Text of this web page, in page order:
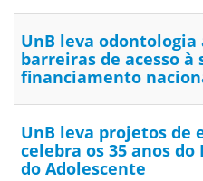
UnB leva odontologia
barreiras de acesso à
financiamento
UnB leva projetos de
celebra os 35 anos
do Adolescente